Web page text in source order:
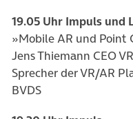
19.05 Uhr Impuls und
»Mobile AR und Point
Jens Thiemann CEO
Sprecher der VR/AR
BVDS